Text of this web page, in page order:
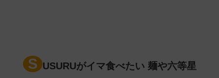
S USURUがイマ食べたい 麺や六等星